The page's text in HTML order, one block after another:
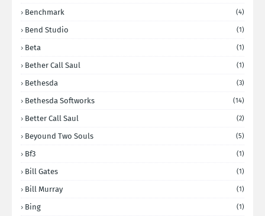
Benchmark (4)
Bend Studio (1)
Beta (1)
Bether Call Saul (1)
Bethesda (3)
Bethesda Softworks (14)
Better Call Saul (2)
Beyound Two Souls (5)
Bf3 (1)
Bill Gates (1)
Bill Murray (1)
Bing (1)